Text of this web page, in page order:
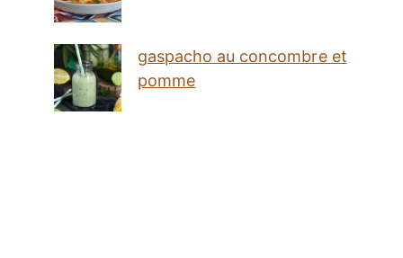
gaspacho au concombre et
pomme